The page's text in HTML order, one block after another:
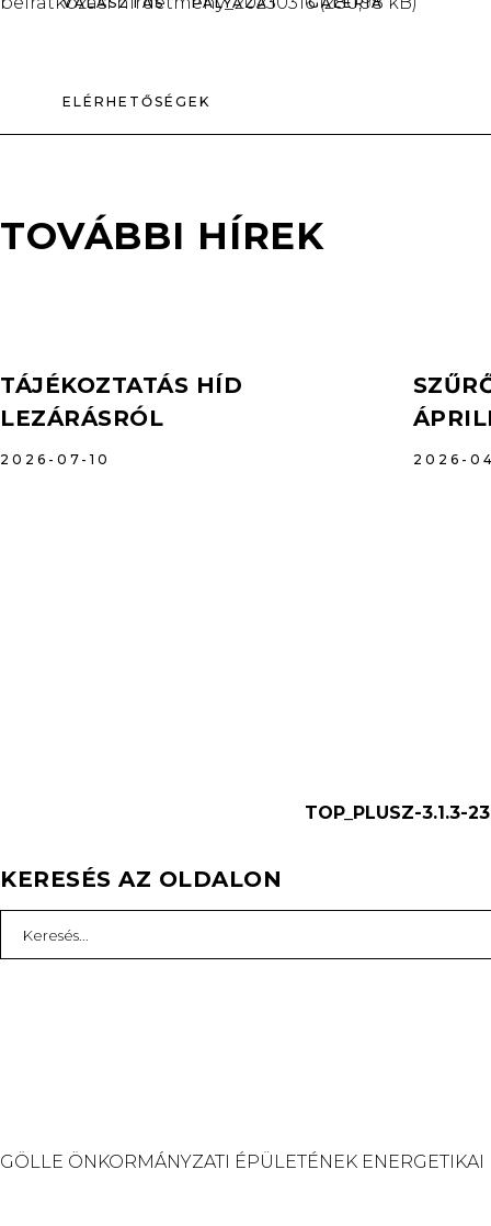
ELÉRHETŐSÉGEK
TOVÁBBI HÍREK
TÁJÉKOZTATÁS HÍD
LEZÁRÁSRÓL
2026-07-10 2026-
TOP_PLUSZ-
KERESÉS AZ OLDALON
for:
GÖLLE ÖNKORMÁNYZATI ÉPÜLETÉNEK ENERGETIKAI